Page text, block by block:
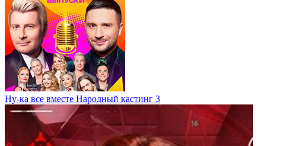
Ну-ка все вместе Народный кастинг 3